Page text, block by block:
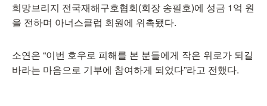
희망브리지 전국재해구호협회(회장 송필호)에 성금 1억 원
을 전하며 아너스클럽 회원에 위촉됐다.
소연은 “이번 호우로 피해를 본 분들에게 작은 위로가 되길
바라는 마음으로 기부에 참여하게 되었다”라고 전했다.